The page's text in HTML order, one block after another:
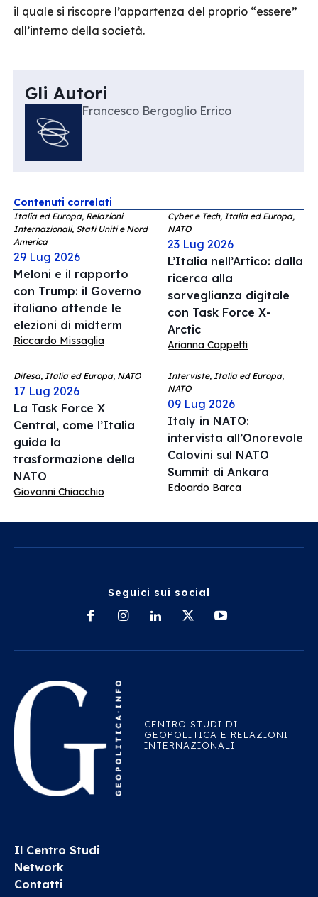
il quale si riscopre l’appartenza del proprio “essere”
all’interno della società.
Gli Autori
Francesco Bergoglio Errico
Contenuti correlati
Italia ed Europa, Relazioni
Internazionali, Stati Uniti e Nord
America
29 Lug 2026
Meloni e il rapporto
con Trump: il Governo
italiano attende le
elezioni di midterm
Riccardo Missaglia
Cyber e Tech, Italia ed Europa,
NATO
23 Lug 2026
L’Italia nell’Artico: dalla
ricerca alla
sorveglianza digitale
con Task Force X-
Arctic
Arianna Coppetti
Difesa, Italia ed Europa, NATO
17 Lug 2026
La Task Force X
Central, come l’Italia
guida la
trasformazione della
NATO
Giovanni Chiacchio
Interviste, Italia ed Europa,
NATO
09 Lug 2026
Italy in NATO:
intervista all’Onorevole
Calovini sul NATO
Summit di Ankara
Edoardo Barca
Seguici sui social
CENTRO STUDI DI
GEOPOLITICA E RELAZIONI
INTERNAZIONALI
Il Centro Studi
Network
Contatti